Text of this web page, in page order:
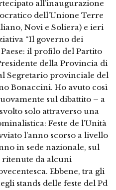
all’inaugurazione
dell’Unione Terre
Novi e Soliera) e ieri
“Il governo dei
il profilo del Partito
della Provincia di
Segretario provinciale del
Bonaccini. Ho avuto così
sul dibattito – a
solo attraverso una
Feste de l’Unità
l’anno scorso a livello
in sede nazionale, sul
ritenute da alcuni
Ebbene, tra gli
stands delle feste del Pd